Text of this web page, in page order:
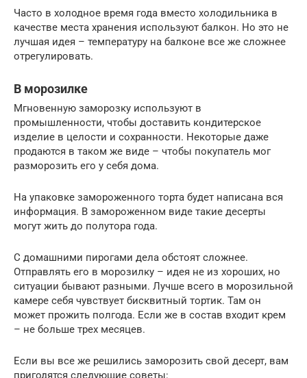
Часто в холодное время года вместо холодильника в
качестве места хранения используют балкон. Но это не
лучшая идея – температуру на балконе все же сложнее
отрегулировать.
В морозилке
Мгновенную заморозку используют в
промышленности, чтобы доставить кондитерское
изделие в целости и сохранности. Некоторые даже
продаются в таком же виде – чтобы покупатель мог
разморозить его у себя дома.
На упаковке замороженного торта будет написана вся
информация. В замороженном виде такие десерты
могут жить до полутора года.
С домашними пирогами дела обстоят сложнее.
Отправлять его в морозилку – идея не из хороших, но
ситуации бывают разными. Лучше всего в морозильной
камере себя чувствует бисквитный тортик. Там он
может прожить полгода. Если же в состав входит крем
– не больше трех месяцев.
Если вы все же решились заморозить свой десерт, вам
пригодятся следующие советы: